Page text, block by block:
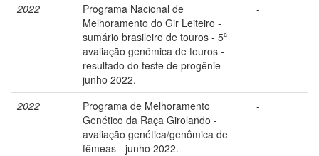
2022
Programa Nacional de
Melhoramento do Gir Leiteiro -
sumário brasileiro de touros - 5ª
avaliação genômica de touros -
resultado do teste de progênie -
junho 2022.
-
2022
Programa de Melhoramento
Genético da Raça Girolando -
avaliação genética/genômica de
fêmeas - junho 2022.
-